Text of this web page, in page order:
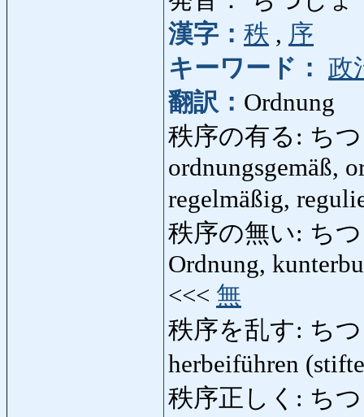
漢字： 秩 , 序
キーワード： 政
翻訳： Ordnung
秩序の有る: ち
ordnungsgemäß,
regelmäßig,
秩序の無い: ちつ
Ordnung,
<<< 無
秩序を乱す: ち
herbeiführen
秩序正しく: ち